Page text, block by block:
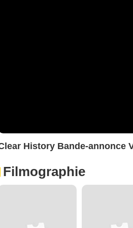
History Bande-annonce
Filmographie